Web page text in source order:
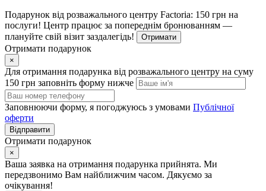
Подарунок від розважального центру Factoria: 150 грн на
послуги! Центр працює за попереднім бронюванням —
плануйте свій візит заздалегідь!
Отримати
Отримати подарунок
×
Для отримання подарунка від розважального центру на суму
150 грн заповніть форму нижче
Заповнюючи форму, я погоджуюсь з умовами Публічної
оферти
Відправити
Отримати подарунок
×
Ваша заявка на отримання подарунка прийнята. Ми
передзвонимо Вам найближчим часом. Дякуємо за
очікування!